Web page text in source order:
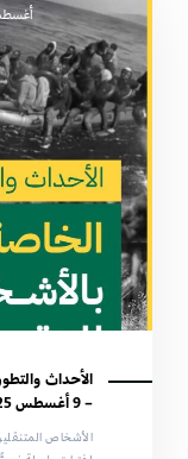
أغسطس
– 9 أغسطس 2025)
الأشخاص